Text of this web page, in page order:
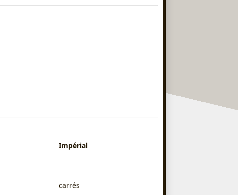
Impérial
carrés